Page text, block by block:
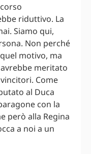
riduttivo. La
Siamo qui,
Non perché
motivo, ma
meritato
Come
al Duca
con la
però alla Regina
a noi a un